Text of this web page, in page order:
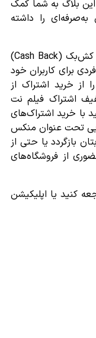
بلاگ به شما کمک
را داشته
بامن، به‌عنوان اپلیکیشنی پیشرو در حوزه کش‌بک (Cash Back)
برای کاربران خود
از خرید اشتراک از
اشتراک فیلم نت
با خرید اشتراک‌های
تحت عنوان منکس
بازگردد یا حتی از
از فروشگاه‌های
کنید یا اپلیکیشن